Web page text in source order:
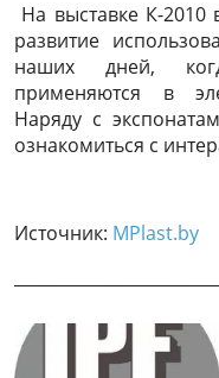
На выставке К-
развитие
наших дней,
применяются в
Наряду с
ознакомиться с
Источник: MPlast.by